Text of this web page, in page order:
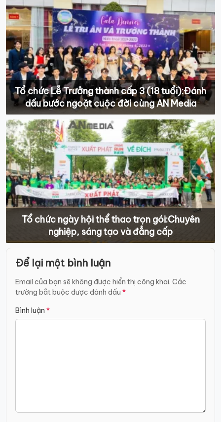
Tổ chức Lễ Trưởng thành cấp 3 (18 tuổi):Đánh
dấu bước ngoặt cuộc đời cùng AN Media
Tổ chức ngày hội thể thao trọn gói:Chuyên
nghiệp, sáng tạo và đẳng cấp
Điều
hướng
bài
viết
Để lại một bình luận
Email của bạn sẽ không được hiển thị công khai. Các
trường bắt buộc được đánh dấu *
Bình luận *